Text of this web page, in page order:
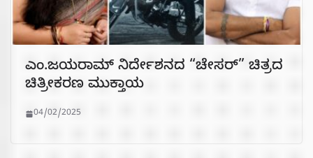
ಎಂ.ಜಯರಾಮ್ ನಿರ್ದೇಶನದ “ಚೇಸರ್” ಚಿತ್ರದ
ಚಿತ್ರೀಕರಣ ಮುಕ್ತಾಯ
04/02/2025